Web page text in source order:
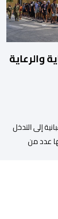
والرعاية
إلى التدخل
عدد من